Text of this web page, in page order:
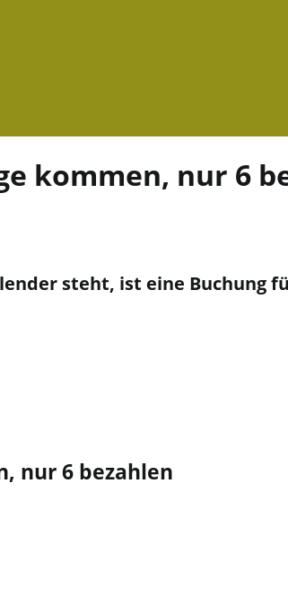
kommen, nur 6
steht, ist eine Buchung
nur 6 bezahlen